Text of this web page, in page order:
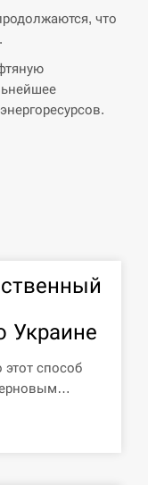
важные
10
и
об…
загинули
что
Украине
способ